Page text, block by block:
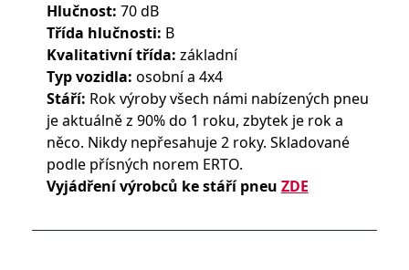
Hlučnost: 70 dB
Třída hlučnosti: B
Kvalitativní třída: základní
Typ vozidla: osobní a 4x4
Stáří: Rok výroby všech námi nabízených pneu
je aktuálně z 90% do 1 roku, zbytek je rok a
něco. Nikdy nepřesahuje 2 roky. Skladované
podle přísných norem ERTO.
Vyjádření výrobců ke stáří pneu ZDE